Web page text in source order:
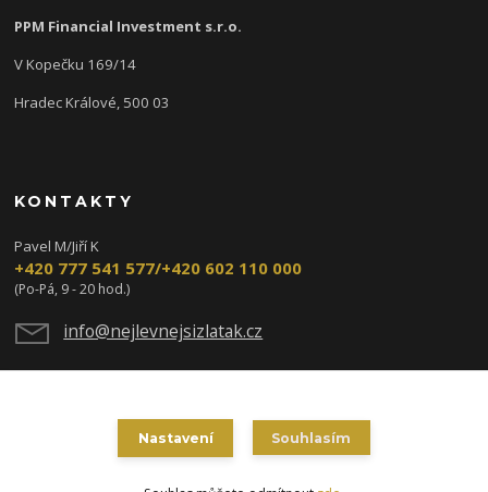
PPM Financial Investment s.r.o.
V Kopečku 169/14
Hradec Králové, 500 03
KONTAKTY
Pavel M/Jiří K
+420 777 541 577/+420 602 110 000
(Po-Pá, 9 - 20 hod.)
info@nejlevnejsizlatak.cz
Nastavení Souhlasím